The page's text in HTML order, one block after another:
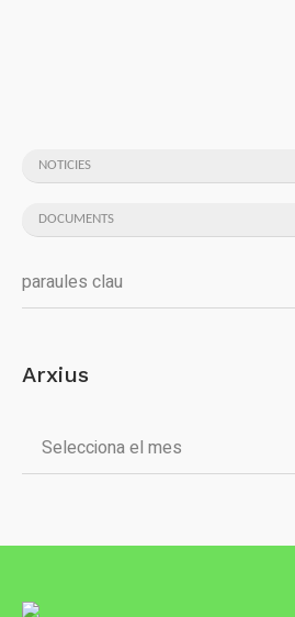
NOTICIES
DOCUMENTS
Arxius